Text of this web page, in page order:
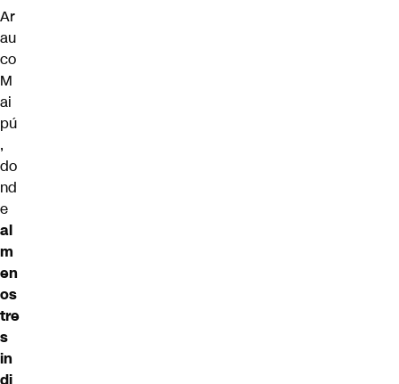
Ar
au
co
M
ai
pú
,
do
nd
e
al
m
en
os
tre
s
in
di